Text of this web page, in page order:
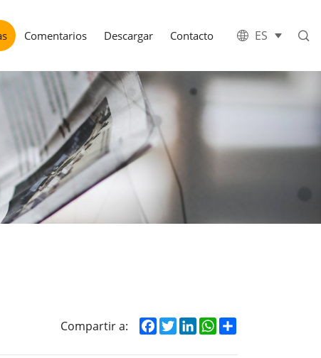
ES
Comentarios Descargar Contacto
Compartir a: Facebook
TwitterLinkedInWhatsApp